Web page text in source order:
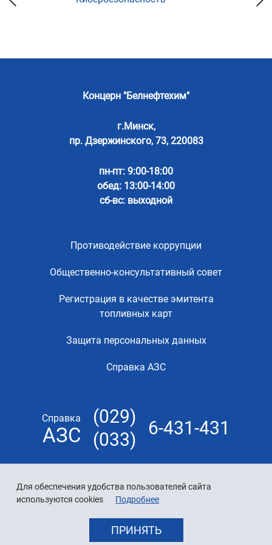
Для обеспечения удобства пользователей сайта
используются cookies
Подробнее
ПРИНЯТЬ
Концерн "Белнефтехим"
г.Минск,
пр. Дзержинского, 73, 220083
пн-пт: 9:00-18:00
обед: 13:00-14:00
сб-вс: выходной
Противодействие коррупции
Общественно-консультативный совет
Регистрация в качестве эмитента
топливных карт
Защита персональных данных
Справка АЗС
Справка
АЗС
(029)
(033)
6-431-431